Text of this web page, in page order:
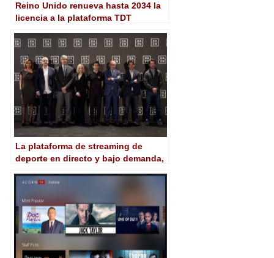
Reino Unido renueva hasta 2034 la
licencia a la plataforma TDT
La plataforma de streaming de
deporte en directo y bajo demanda,